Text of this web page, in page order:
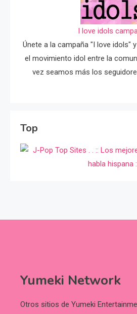
I love idols
Únete a la campaña "I love idols"
el movimiento idol entre la
vez seamos más los
Top
Yumeki Network
Otros sitios de Yumeki